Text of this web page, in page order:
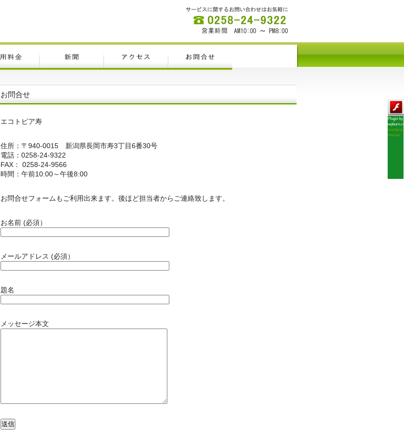
お問合せ
エコトピア寿
住所：〒940-0015 新潟県長岡市寿3丁目6番30号
電話：0258-24-9322
FAX： 0258-24-9566
時間：午前10:00～午後8:00
お問合せフォームもご利用出来ます。後ほど担当者からご連絡致します。
お名前 (必須）
メールアドレス (必須）
題名
メッセージ本文
Plugin by
themes